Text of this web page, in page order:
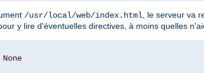
/usr/local/web/index.html , le serveur va
y lire d'éventuelles directives, à moins quelles
None